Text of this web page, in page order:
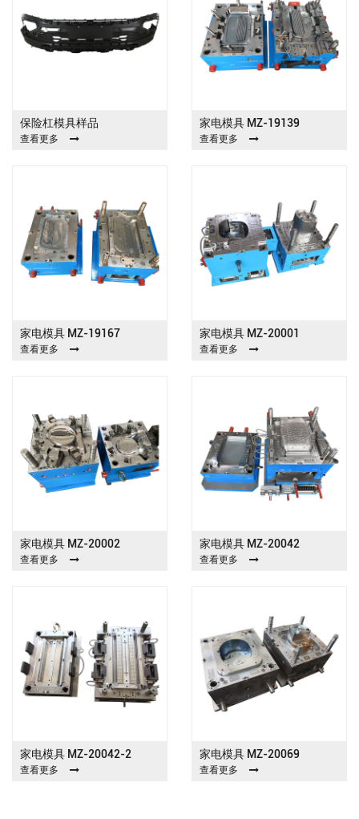
保险杠模具样品
查看更多
家电模具 MZ-19139
查看更多
家电模具 MZ-19167
查看更多
家电模具 MZ-20001
查看更多
家电模具 MZ-20002
查看更多
家电模具 MZ-20042
查看更多
家电模具 MZ-20042-2
查看更多
家电模具 MZ-20069
查看更多